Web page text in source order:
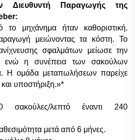
Παραγωγής της
μηχάνημα ήταν καθοριστική.
μειώνοντας τα κόστη. Το
σφαλμάτων μείωσε την
ενώ η συνέπεια των σακούλων
Η ομάδα μεταπωλήσεων παρείχε
και υποστήριξη.»*
σακούλες/λεπτό έναντι 240
μετά από 6 μήνες.